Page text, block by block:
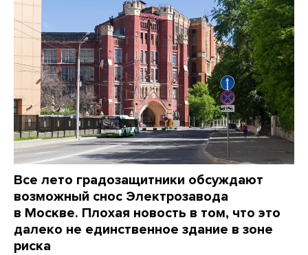
Все лето градозащитники обсуждают
возможный снос Электрозавода
в Москве. Плохая новость в том, что это
далеко не единственное здание в зоне
риска